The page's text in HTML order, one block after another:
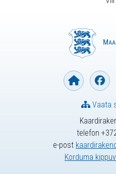
telefon
e-post
Korduma
Vaata